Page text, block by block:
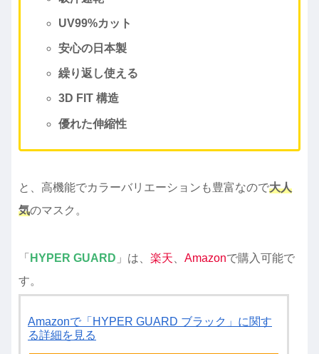
UV99%カット
安心の日本製
繰り返し使える
3D FIT 構造
優れた伸縮性
と、高機能でカラーバリエーションも豊富なので大人
気のマスク。
「 HYPER GUARD 」は、 楽天 Amazonで購入可能で
す。
Amazonで「HYPER GUARD ブラック」に関す
る詳細を見る